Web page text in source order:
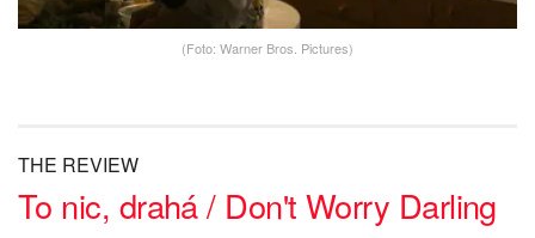
(Foto: Warner Bros. Pictures)
THE REVIEW
To nic, drahá / Don't Worry Darling